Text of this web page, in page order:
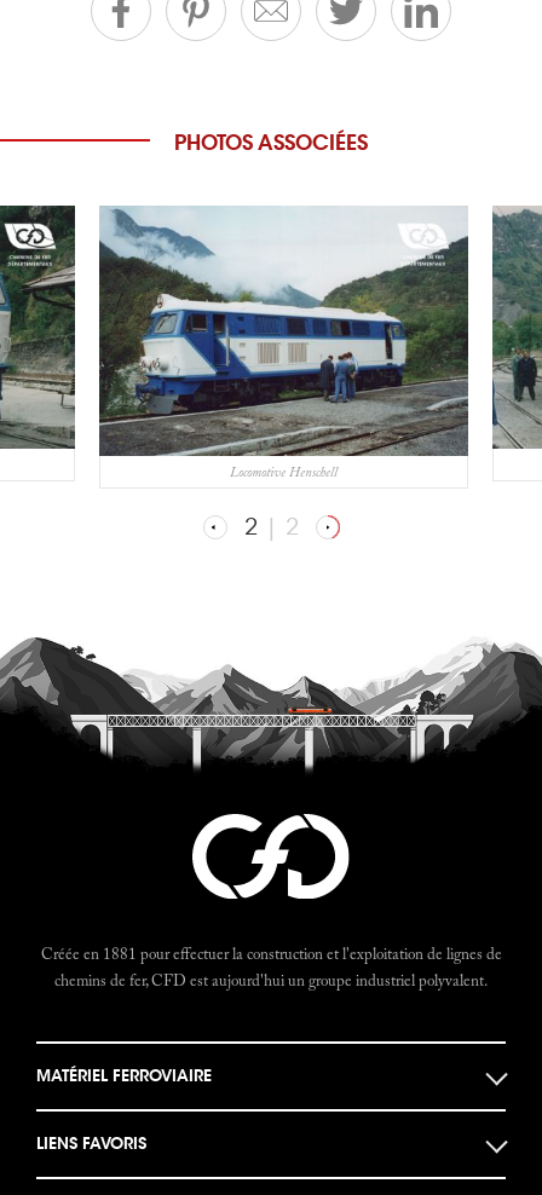
PHOTOS ASSOCIÉES
Locomotive Henschell
2| 2
Créée en 1881 pour effectuer la construction et l'exploitation de lignes de
chemins de fer, CFD est aujourd'hui un groupe industriel polyvalent.
MATÉRIEL FERROVIAIRE
LIENS FAVORIS